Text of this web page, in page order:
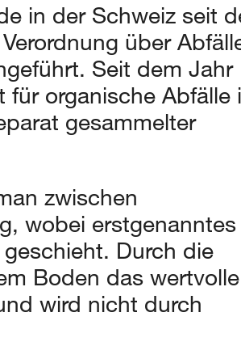
in der Schweiz seit
über
Seit dem Jahr
organische Abfälle
gesammelter
zwischen
wobei
Durch die
Boden das
wird nicht durch